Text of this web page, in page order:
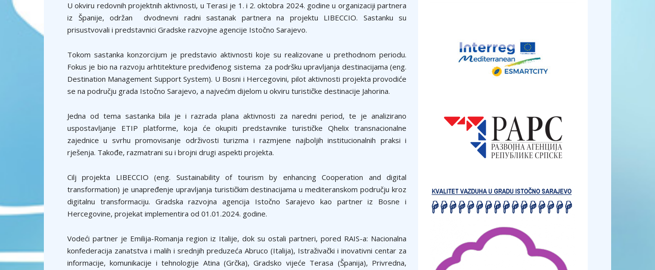
U okviru redovnih projektnih aktivnosti, u Terasi je 1. i 2. oktobra 2024. godine u organizaciji partnera
iz Španije, održan dvodnevni radni sastanak partnera na projektu LIBECCIO. Sastanku su
prisustvovali i predstavnici Gradske razvojne agencije Istočno Sarajevo.
Tokom sastanka konzorcijum je predstavio aktivnosti koje su realizovane u prethodnom periodu.
Fokus je bio na razvoju arhtitekture predviđenog sistema za podršku upravljanja destinacijama (eng.
Destination Management Support System). U Bosni i Hercegovini, pilot aktivnosti projekta provodiće
se na području grada Istočno Sarajevo, a najvećim dijelom u okviru turističke destinacije Jahorina.
Jedna od tema sastanka bila je i razrada plana aktivnosti za naredni period, te je analizirano
uspostavljanje ETIP platforme, koja će okupiti predstavnike turističke Qhelix transnacionalne
zajednice u svrhu promovisanje održivosti turizma i razmjene najboljih institucionalnih praksi i
rješenja. Takođe, razmatrani su i brojni drugi aspekti projekta.
Cilj projekta LIBECCIO (eng. Sustainability of tourism by enhancing Cooperation and digital
transformation) je unapređenje upravljanja turističkim destinacijama u mediteranskom području kroz
digitalnu transformaciju. Gradska razvojna agencija Istočno Sarajevo kao partner iz Bosne i
Hercegovine, projekat implementira od 01.01.2024. godine.
Vodeći partner je Emilija-Romanja region iz Italije, dok su ostali partneri, pored RAIS-a: Nacionalna
konfederacija zanatstva i malih i srednjih preduzeća Abruco (Italija), Istraživački i inovativni centar za
informacije, komunikacije i tehnologije Atina (Grčka), Gradsko vijeće Terasa (Španija), Privredna,